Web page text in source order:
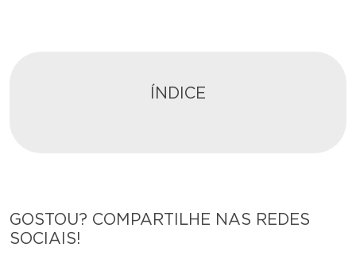
ÍNDICE
GOSTOU? COMPARTILHE NAS REDES
SOCIAIS!